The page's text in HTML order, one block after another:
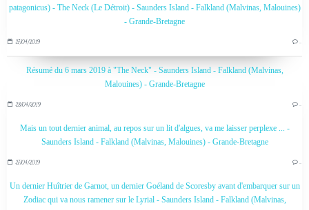
patagonicus) - The Neck (Le Détroit) - Saunders Island - Falkland (Malvinas, Malouines)
- Grande-Bretagne
27/04/2019 …
Résumé du 6 mars 2019 à "The Neck" - Saunders Island - Falkland (Malvinas,
Malouines) - Grande-Bretagne
28/04/2019 …
Mais un tout dernier animal, au repos sur un lit d'algues, va me laisser perplexe ... -
Saunders Island - Falkland (Malvinas, Malouines) - Grande-Bretagne
27/04/2019 …
Un dernier Huîtrier de Garnot, un dernier Goéland de Scoresby avant d'embarquer sur un
Zodiac qui va nous ramener sur le Lyrial - Saunders Island - Falkland (Malvinas,